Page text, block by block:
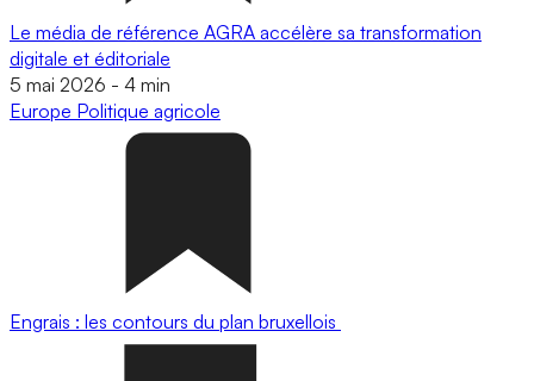
Le média de référence AGRA accélère sa transformation
digitale et éditoriale
5 mai 2026 - 4 min
Europe Politique agricole
Engrais : les contours du plan bruxellois